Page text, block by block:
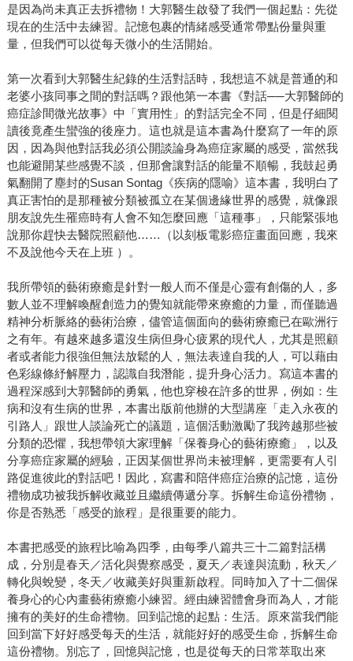
是因為尚未真正去拆禮物！大郭醫生啟發了我們一個起點：先從
現在的生活中去練習。記憶包裹的情緒感受通常帶點份量與重
量，但我們可以從每天微小的生活開始。
第一次看到大郭醫生紀錄的生活對話時，我想這不就是普通的和
老婆小孩同事之間的對話嗎？跟他第一本書《對話──大郭醫師的
癌症診間微光故事》中「實用性」的對話完全不同，但是仔細閱
讀後竟產生蠻強的後座力。這也就是這本書為什麼寫了一年的原
因，因為與他對話我必須公開談論身為癌症家屬的感受，當然我
也能避開某些感覺不談，但那會讓對話的能量不順暢，我鼓起勇
氣翻開了塵封的Susan Sontag《疾病的隱喻》這本書，我明白了
真正害怕的是那種被分類被孤立在某個邊緣世界的感覺，就像跟
朋友說先生罹癌時有人會不知怎麼回應「這種事」，只能緊張地
說那你趕快去醫院照顧他……（以刻板電影癌症畫面回應，我來
不及說他今天在上班 ）。
我所帶領的藝術療癒是針對一般人而不僅是心靈有創傷的人，多
數人並不理解喚醒創造力的覺知就能帶來療癒的力量，而僅聽過
精神分析脈絡的藝術治療，儘管這個面向的藝術療癒已在歐洲行
之有年。有越來越多還沒生病但身心疲累的現代人，尤其是照顧
者或者能力很強但無法放鬆的人，無法表達自我的人，可以藉由
色彩線條紓解壓力，認識自我潛能，提升身心活力。寫這本書的
過程深感到大郭醫師的勇氣，他也穿梭在許多的世界，例如：生
病和沒有生病的世界，本書出版前他辦的大型講座「走入永夜的
引路人」跟世人談論死亡的議題，這個活動激勵了我跨越那些被
分類的恐懼，我想帶領大家理解「保養身心的藝術療癒」，以及
分享癌症家屬的經驗，正因某個世界尚未被理解，更需要有人引
路促進彼此的對話吧！因此，寫書和陪伴癌症治療的記憶，這份
禮物成功被我拆解收藏並且繼續傳遞分享。拆解生命這份禮物，
你是否熟悉「感受的旅程」是很重要的能力。
本書把感受的旅程比喻為四季，由每季八篇共三十二篇對話構
成，分別是春天／活化與覺察感受，夏天／表達與流動，秋天／
轉化與蛻變，冬天／收藏美好與重新啟程。同時加入了十二個保
養身心的心內畫藝術療癒小練習。經由練習體會身而為人，才能
擁有的美好的生命禮物。回到記憶的起點：生活。原來當我們能
回到當下好好感受每天的生活，就能好好的感受生命，拆解生命
這份禮物。別忘了，回憶與記憶，也是從每天的日常萃取出來